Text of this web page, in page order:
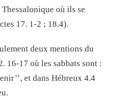
où ils se
17. 1-2 ; 18.4).
deux mentions du
16-17 où les sabbats sont :
et dans Hébreux 4.4